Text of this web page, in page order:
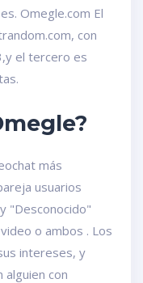
Omegle.com El
con
el tercero es
más
usuarios
"Desconocido"
o ambos . Los
intereses, y
con